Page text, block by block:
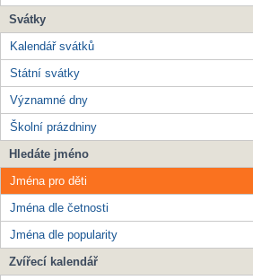
Svátky
Kalendář svátků
Státní svátky
Významné dny
Školní prázdniny
Hledáte jméno
Jména pro děti
Jména dle četnosti
Jména dle popularity
Zvířecí kalendář